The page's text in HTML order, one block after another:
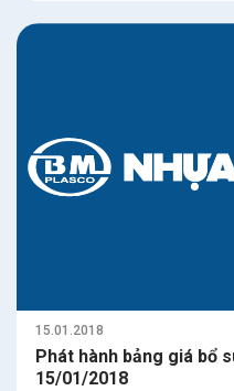
15.01.2018
Phát hành bảng giá bổ
15/01/2018